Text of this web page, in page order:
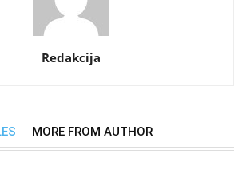
Redakcija
MORE FROM AUTHOR